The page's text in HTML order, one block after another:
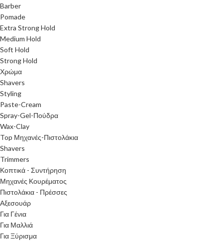
Barber
Pomade
Extra Strong Hold
Medium Hold
Soft Hold
Strong Hold
Χρώμα
Shavers
Styling
Paste-Cream
Spray-Gel-Πούδρα
Wax-Clay
Top Μηχανές-Πιστολάκια
Shavers
Trimmers
Κοπτικά - Συντήρηση
Μηχανές Κουρέματος
Πιστολάκια - Πρέσσες
Αξεσουάρ
Για Γένια
Για Μαλλιά
Για Ξύρισμα